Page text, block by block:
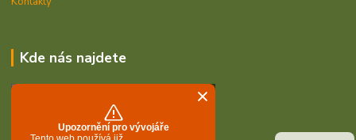
Kde nás najdete